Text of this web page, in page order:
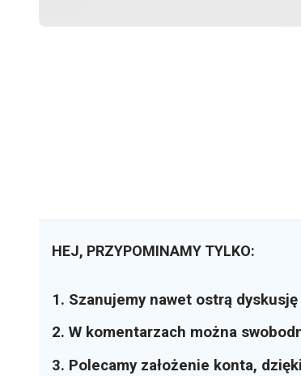
HEJ, PRZYPOMINAMY TYLKO:
1. Szanujemy nawet ostrą
2. W komentarzach można
3. Polecamy założenie konta,